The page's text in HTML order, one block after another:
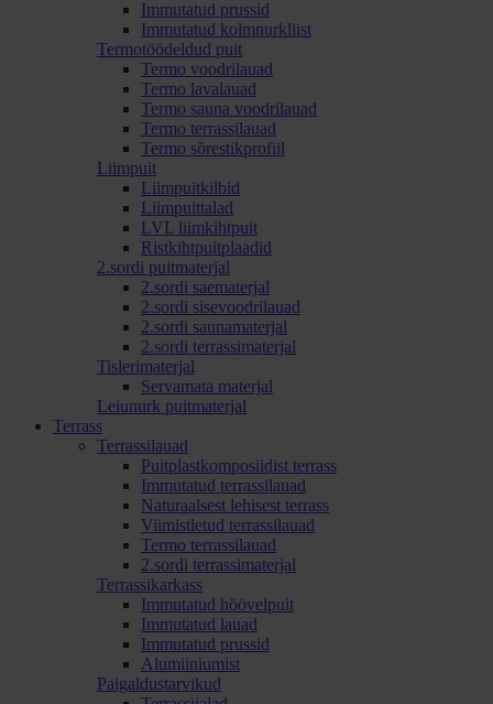
Immutatud prussid
Immutatud kolmnurkliist
Termotöödeldud puit
Termo voodrilauad
Termo lavalauad
Termo sauna voodrilauad
Termo terrassilauad
Termo sõrestikprofiil
Liimpuit
Liimpuitkilbid
Liimpuittalad
LVL liimkihtpuit
Ristkihtpuitplaadid
2.sordi puitmaterjal
2.sordi saematerjal
2.sordi sisevoodrilauad
2.sordi saunamaterjal
2.sordi terrassimaterjal
Tislerimaterjal
Servamata materjal
Leiunurk puitmaterjal
Terrass
Terrassilauad
Puitplastkomposiidist terrass
Immutatud terrassilauad
Naturaalsest lehisest terrass
Viimistletud terrassilauad
Termo terrassilauad
2.sordi terrassimaterjal
Terrassikarkass
Immutatud höövelpuit
Immutatud lauad
Immutatud prussid
Alumiiniumist
Paigaldustarvikud